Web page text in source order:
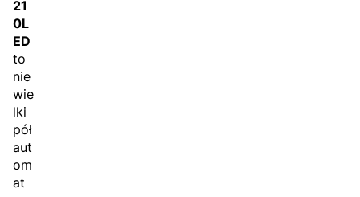
21
0L
ED
to
nie
wie
lki
pół
aut
om
at